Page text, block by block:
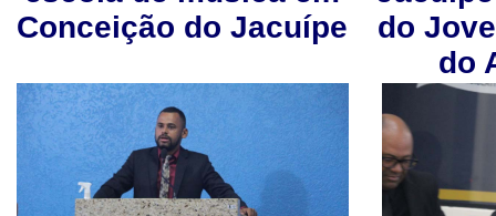
Conceição do Jacuípe
do
do